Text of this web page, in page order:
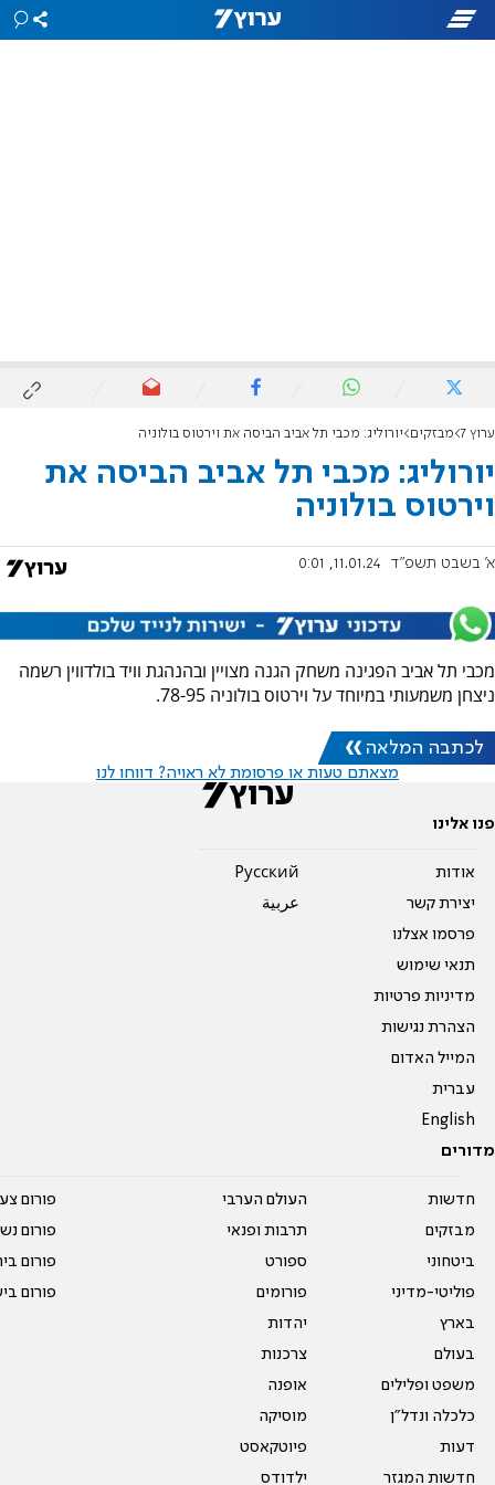
ערוץ 7 מבזקים יורוליג: מכבי תל אביב הביסה את וירטוס בולוניה
יורוליג: מכבי תל אביב הביסה את
וירטוס בולוניה
א' בשבט תשפ"ד 11.01.24, 0:01
מכבי תל אביב הפגינה משחק הגנה מצויין ובהנהגת וויד בולדווין רשמה
ניצחן משמעותי במיוחד על וירטוס בולוניה 78-95.
לכתבה המלאה
מצאתם טעות או פרסומת לא ראויה? דווחו לנו
פנו אלינו
אודות
יצירת קשר
פרסמו אצלנו
תנאי שימוש
מדיניות פרטיות
הצהרת נגישות
המייל האדום
עברית
English
Pусский
عربية
מדורים
חדשות
מבזקים
ביטחוני
פוליטי-מדיני
בארץ
בעולם
משפט ופלילים
כלכלה ונדל"ן
דעות
חדשות המגזר
העולם הערבי
תרבות ופנאי
ספורט
פורומים
יהדות
צרכנות
אופנה
מוסיקה
פיוטקאסט
ילדודס
פורום
פורום
פורום
פורום